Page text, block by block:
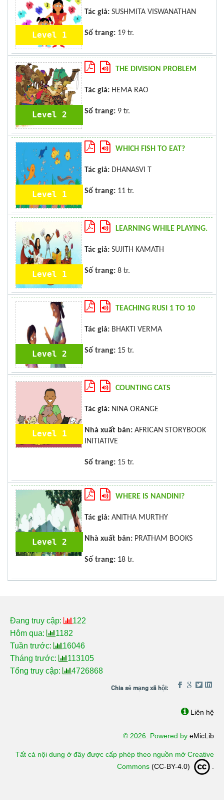
Level 1
Tác giả: SUSHMITA VISWANATHAN
Số trang: 19 tr.
Level 2
THE DIVISION PROBLEM
Tác giả: HEMA RAO
Số trang: 9 tr.
Level 1
WHICH FISH TO EAT?
Tác giả: DHANASVI T
Số trang: 11 tr.
Level 1
LEARNING WHILE PLAYING.
Tác giả: SUJITH KAMATH
Số trang: 8 tr.
Level 2
TEACHING RUSI 1 TO 10
Tác giả: BHAKTI VERMA
Số trang: 15 tr.
Level 1
COUNTING CATS
Tác giả: NINA ORANGE
Nhà xuất bản: AFRICAN STORYBOOK
INITIATIVE
Số trang: 15 tr.
Level 2
WHERE IS NANDINI?
Tác giả: ANITHA MURTHY
Nhà xuất bản: PRATHAM BOOKS
Số trang: 18 tr.
Đang truy cập:
122
Hôm qua:
1182
Tuần trước:
16046
Tháng trước:
113105
Tổng truy cập:
4726868
Liên hệ
© 2026. Powered by eMicLib
Tất cả nội dung ở đây được cấp phép theo nguồn mở Creative
Commons (CC-BY-4.0)